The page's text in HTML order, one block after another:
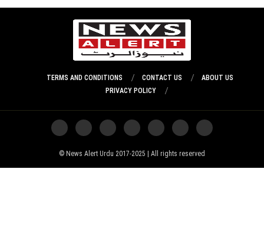
ABOUT US
CONTACT US
TERMS AND CONDITIONS
PRIVACY POLICY
News Alert Urdu 2017-2025 | All rights reserved ©